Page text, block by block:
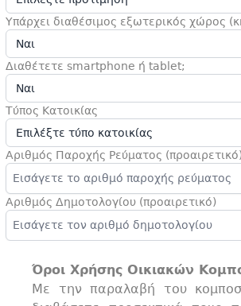
Υπάρχει διαθέσιμος εξωτερικός χώρος
Διαθέτετε smartphone ή tablet;
Τύπος Κατοικίας
Αριθμός Παροχής Ρεύματος
Αριθμός Δημοτολογίου (προαιρετικό)
Όροι Χρήσης Οικιακών
Με την παραλαβή του